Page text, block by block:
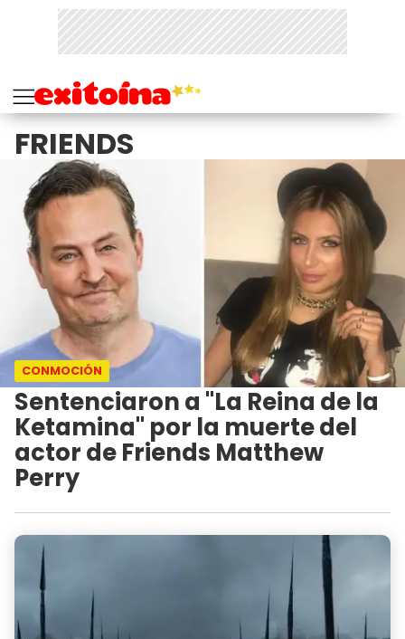
FRIENDS
CONMOCIÓN
Sentenciaron a "La Reina de la
Ketamina" por la muerte del
actor de Friends Matthew
Perry